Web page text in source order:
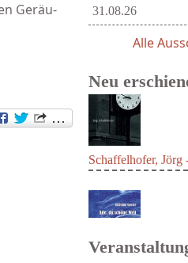
Geräu-
31.08.26
Alle
Neu
Schaffelhofer, Jörg